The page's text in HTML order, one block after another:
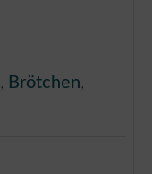
, Brötchen,